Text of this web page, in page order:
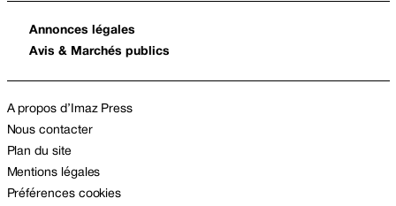
Annonces légales
Avis & Marchés publics
A propos d’Imaz Press
Nous contacter
Plan du site
Mentions légales
Préférences cookies